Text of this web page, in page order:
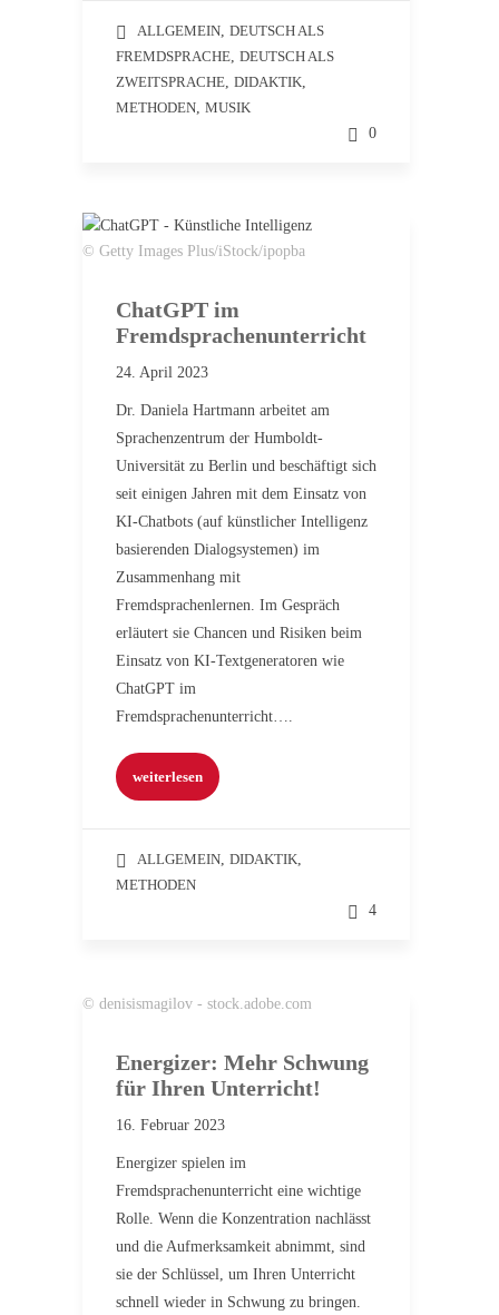
ALLGEMEIN, DEUTSCH ALS
FREMDSPRACHE, DEUTSCH ALS
ZWEITSPRACHE, DIDAKTIK,
METHODEN, MUSIK
0
© Getty Images Plus/iStock/ipopba
ChatGPT im
Fremdsprachenunterricht
24. April 2023
Dr. Daniela Hartmann arbeitet am
Sprachenzentrum der Humboldt-
Universität zu Berlin und beschäftigt sich
seit einigen Jahren mit dem Einsatz von
KI-Chatbots (auf künstlicher Intelligenz
basierenden Dialogsystemen) im
Zusammenhang mit
Fremdsprachenlernen. Im Gespräch
erläutert sie Chancen und Risiken beim
Einsatz von KI-Textgeneratoren wie
ChatGPT im
Fremdsprachenunterricht….
weiterlesen
ALLGEMEIN, DIDAKTIK,
METHODEN
4
© denisismagilov - stock.adobe.com
Energizer: Mehr Schwung
für Ihren Unterricht!
16. Februar 2023
Energizer spielen im
Fremdsprachenunterricht eine wichtige
Rolle. Wenn die Konzentration nachlässt
und die Aufmerksamkeit abnimmt, sind
sie der Schlüssel, um Ihren Unterricht
schnell wieder in Schwung zu bringen.